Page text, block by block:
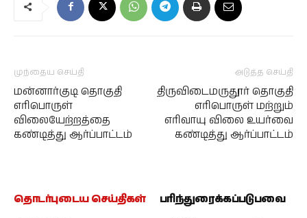
முந்தைய செய்தி
மன்னார்குடி தொகுதி
எரிபொருள்
விலையேற்றத்தை
கண்டித்து ஆர்ப்பாட்டம்
அடுத்த செய்தி
திருவிடைமருதூர் தொகுதி
எரிபொருள் மற்றும்
எரிவாயு விலை உயர்வை
கண்டித்து ஆர்ப்பாட்டம்
தொடர்புடைய செய்திகள் பரிந்துரைக்கப்படுபவை